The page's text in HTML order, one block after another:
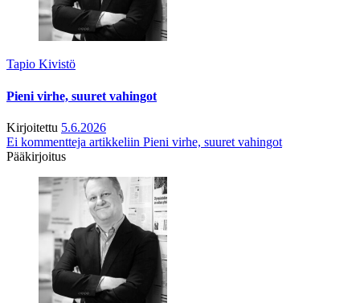
Tapio Kivistö
Pieni virhe, suuret vahingot
Kirjoitettu 5.6.2026
Ei kommentteja artikkeliin Pieni virhe, suuret vahingot
Pääkirjoitus